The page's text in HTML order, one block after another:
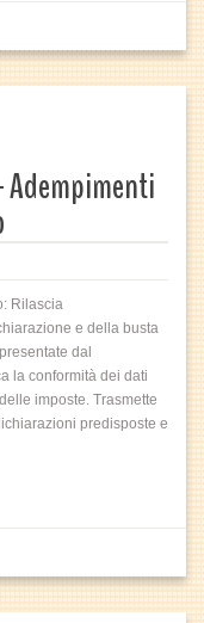
Adempimenti
Rilascia
e della busta
dal
la conformità dei dati
imposte. Trasmette
predisposte e